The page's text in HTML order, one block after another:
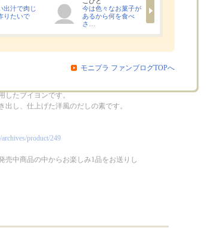
」2品+何が届くかお楽しみ1品の
したブイヨンです。
出し、仕上げた洋風のだしの素です。
product/249
売中商品の中からお楽しみ1品をお送りし
出汁で肉じ
りたいで
今は色々なお菓子が
あるから何を食べ
さ…
モニプラ ファンブログTOPへ